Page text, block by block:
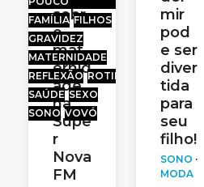
FAMÍLIA FILHOS
GRAVIDEZ
MATERNIDADE
REFLEXÃO ROTINA
SAÚDE SEXO
SONO VOVÓ
sobr
e
mat
ernid
ade
na
Supe
r
Nova
FM
mir
pod
e ser
diver
tida
para
seu
filho!
SONO ·
MODA